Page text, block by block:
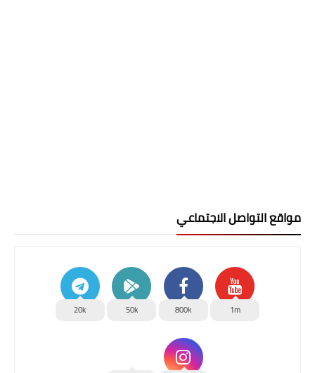
مواقع التواصل الاجتماعي
1m
800k
50k
20k